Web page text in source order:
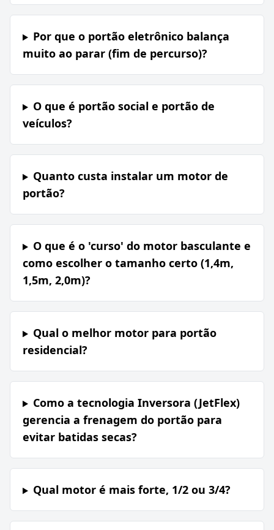
Por que o portão eletrônico balança
muito ao parar (fim de percurso)?
O que é portão social e portão de
veículos?
Quanto custa instalar um motor de
portão?
O que é o 'curso' do motor basculante e
como escolher o tamanho certo (1,4m,
1,5m, 2,0m)?
Qual o melhor motor para portão
residencial?
Como a tecnologia Inversora (JetFlex)
gerencia a frenagem do portão para
evitar batidas secas?
Qual motor é mais forte, 1/2 ou 3/4?